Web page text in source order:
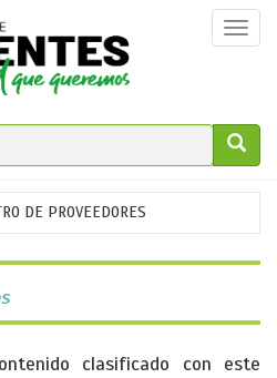
DE PROVEEDORES
clasificado con este